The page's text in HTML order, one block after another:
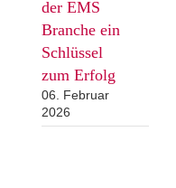
der EMS
Branche ein
Schlüssel
zum Erfolg
06. Februar
2026